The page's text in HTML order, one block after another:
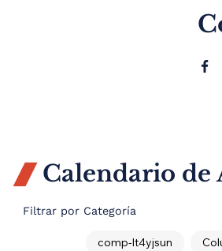
Filtrar por Categoría
comp-lt4yjsun
 Calendario de